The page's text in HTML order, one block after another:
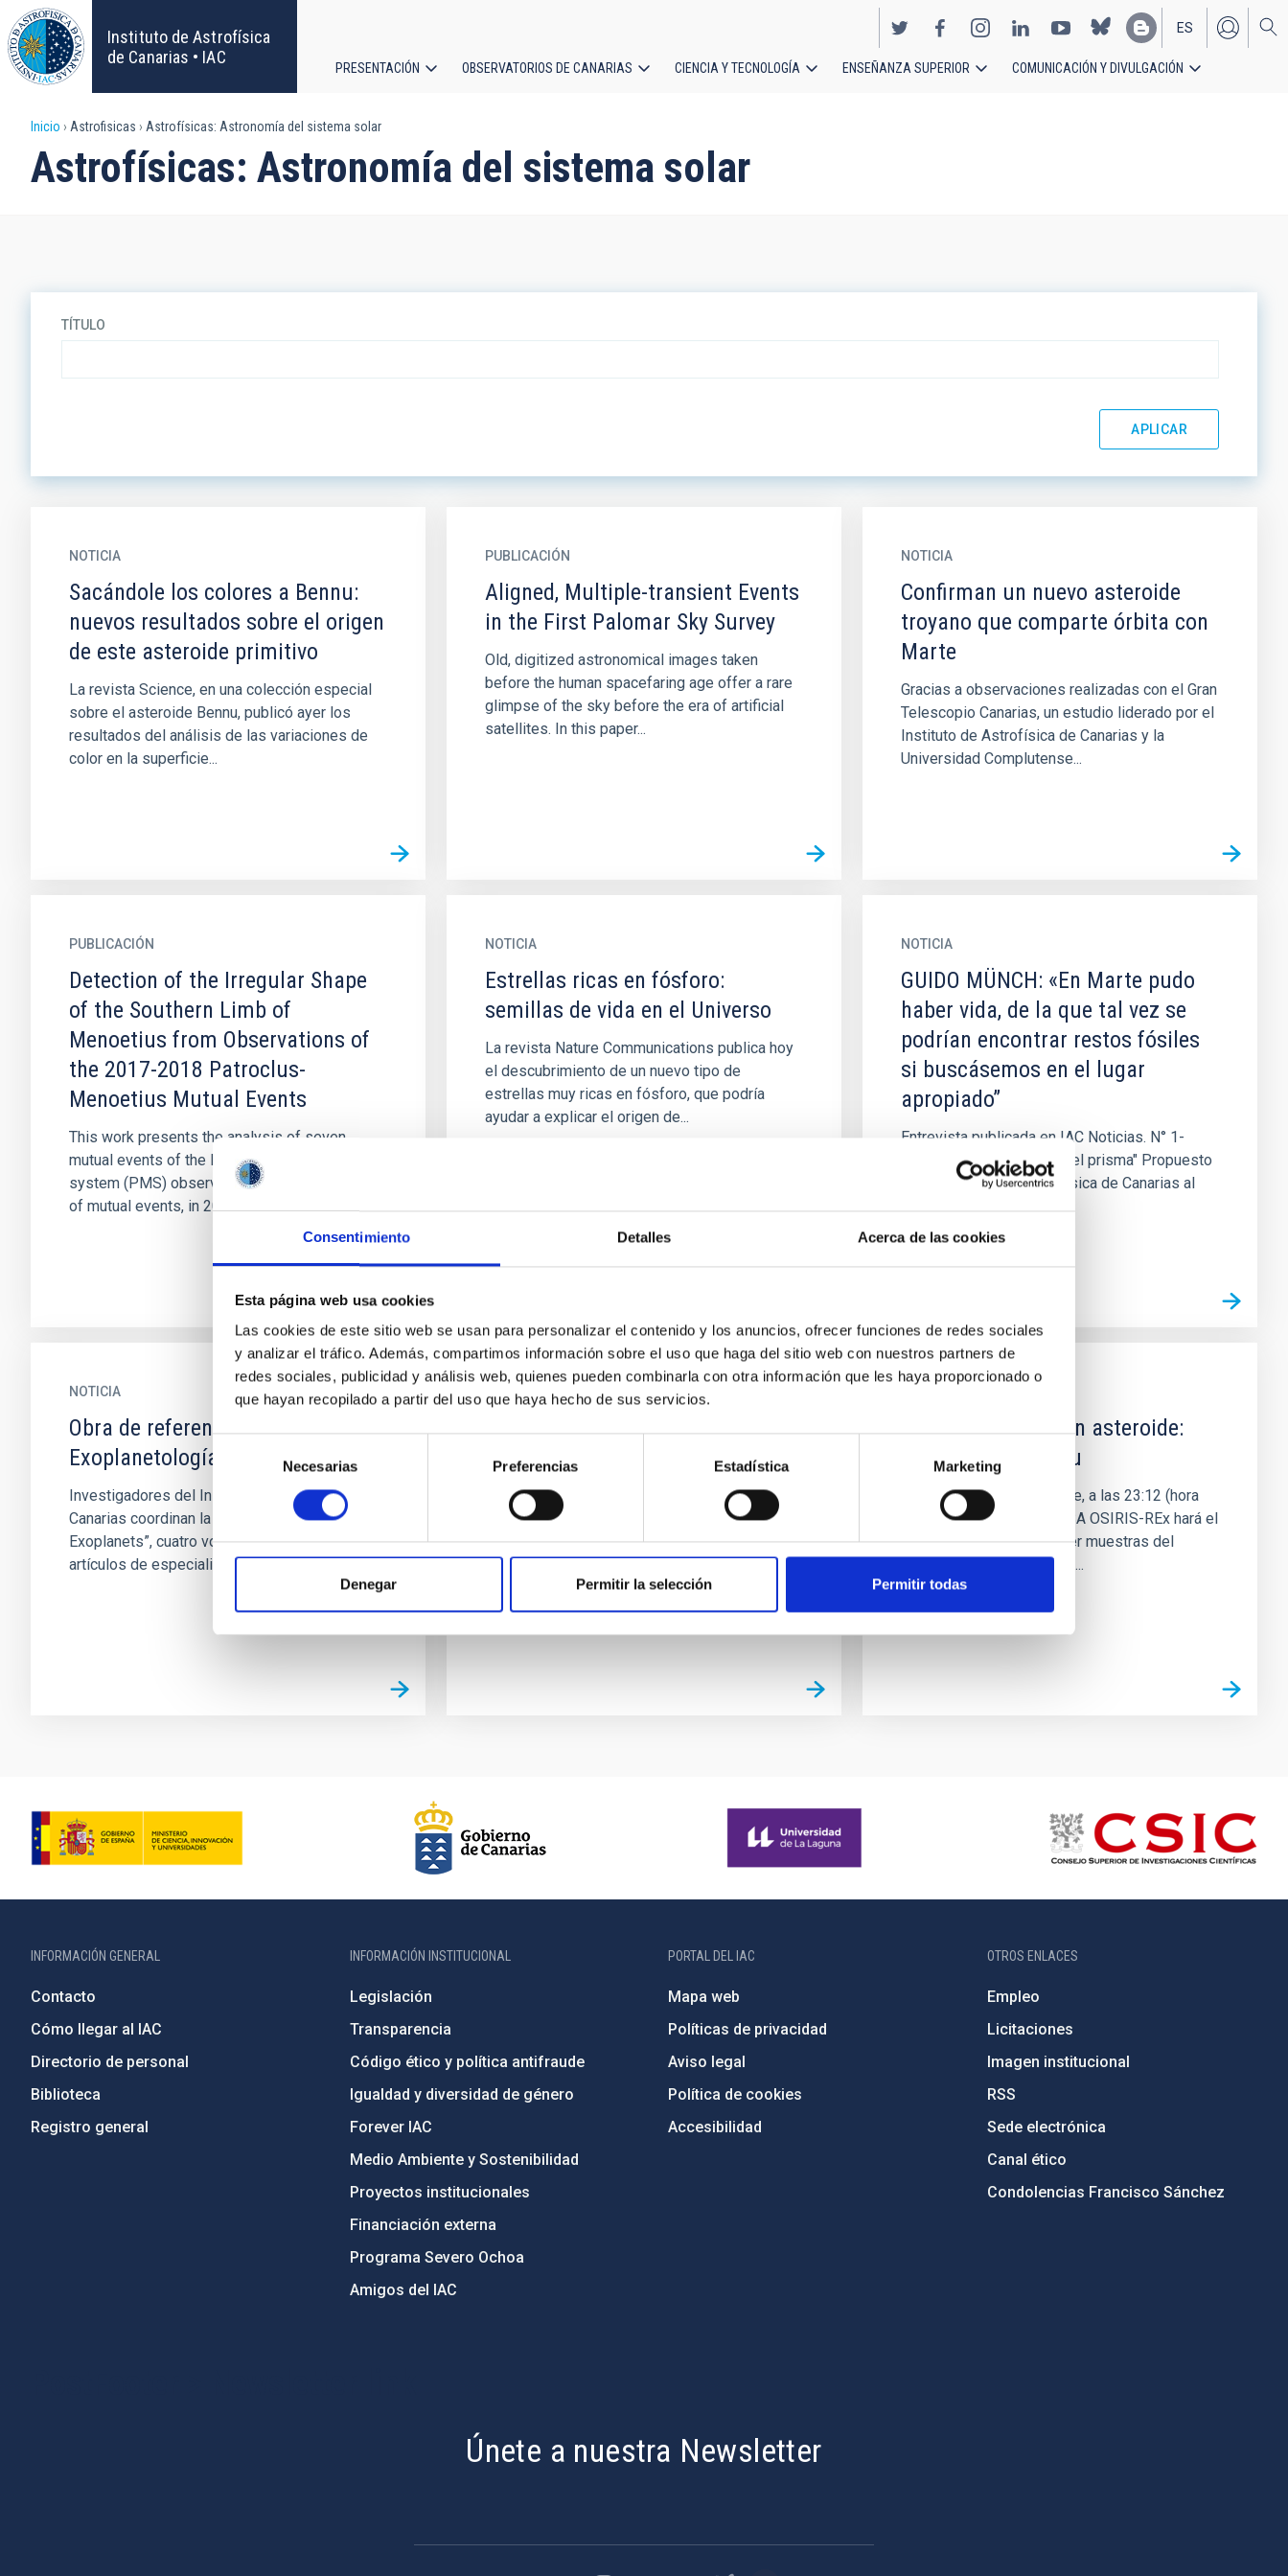
Consentimiento Detalles Acerca de las cookies
Esta página web usa cookies
Las cookies de este sitio web se usan para personalizar el contenido y los anuncios, ofrecer funciones de redes sociales
y analizar el tráfico. Además, compartimos información sobre el uso que haga del sitio web con nuestros partners de
redes sociales, publicidad y análisis web, quienes pueden combinarla con otra información que les haya proporcionado o
que hayan recopilado a partir del uso que haya hecho de sus servicios.
de
consentimiento
Necesarias Preferencias Estadística Marketing
Denegar Permitir la selección Permitir todas
Pasar
al
contenido
principal
Instituto de Astrofísica
de Canarias • IAC
EN
ES
principal
PRESENTACIÓN OBSERVATORIOS DE CANARIAS CIENCIA Y TECNOLOGÍA ENSEÑANZA SUPERIOR COMUNICACIÓN Y DIVULGACIÓN
Sobrescribir
enlaces
Inicio Astrofisicas Astrofísicas: Astronomía del sistema solar
Astrofísicas: Astronomía del sistema solar
TÍTULO
NOTICIA
Sacándole los colores a Bennu:
nuevos resultados sobre el origen
de este asteroide primitivo
La revista Science, en una colección especial
sobre el asteroide Bennu, publicó ayer los
resultados del análisis de las variaciones de
color en la superficie...
PUBLICACIÓN
Aligned, Multiple-transient Events
in the First Palomar Sky Survey
Old, digitized astronomical images taken
before the human spacefaring age offer a rare
glimpse of the sky before the era of artificial
satellites. In this paper...
NOTICIA
Confirman un nuevo asteroide
troyano que comparte órbita con
Marte
Gracias a observaciones realizadas con el Gran
Telescopio Canarias, un estudio liderado por el
Instituto de Astrofísica de Canarias y la
Universidad Complutense...
PUBLICACIÓN
Detection of the Irregular Shape
of the Southern Limb of
Menoetius from Observations of
the 2017-2018 Patroclus-
Menoetius Mutual Events
This work presents the analysis of seven
mutual events of the Patroclus-Menoetius
system (PMS) observed during the last season
of mutual events, in 2017-2018...
NOTICIA
Estrellas ricas en fósforo:
semillas de vida en el Universo
La revista Nature Communications publica hoy
el descubrimiento de un nuevo tipo de
estrellas muy ricas en fósforo, que podría
ayudar a explicar el origen de...
NOTICIA
GUIDO MÜNCH: «En Marte pudo
haber vida, de la que tal vez se
podrían encontrar restos fósiles
si buscásemos en el lugar
apropiado”
Entrevista publicada en IAC Noticias. N° 1-
1994. Sección "A través del prisma" Propuesto
por el Instituto de Astrofísica de Canarias al
«Premio Príncipe...
NOTICIA
Obra de referencia en
Exoplanetología
Investigadores del Instituto de Astrofísica de
Canarias coordinan la edición de “Handbook of
Exoplanets”, cuatro volúmenes con 160
artículos de especialistas en...
BLOG
Ocultaciones planetarias por la
Luna: guía rápida para preparar
tus observaciones
Las ocultaciones planetarias por la Luna
ocurren cuando nuestro satélite pasa por
evento muy llamativo tanto...
Tocar y volver de un asteroide:
OSIRIS-REx y Bennu
Este martes, 20 de octubre, a las 23:12 (hora
canaria), la nave de la NASA OSIRIS-REx hará el
primer intento para recoger muestras del
asteroide (101955) Bennu...
INFORMACIÓN GENERAL
Contacto
Cómo llegar al IAC
Directorio de personal
Biblioteca
Registro general
INFORMACIÓN INSTITUCIONAL
Legislación
Transparencia
Código ético y política antifraude
Igualdad y diversidad de género
Forever IAC
Medio Ambiente y Sostenibilidad
Proyectos institucionales
Financiación externa
Programa Severo Ochoa
Amigos del IAC
PORTAL DEL IAC
Mapa web
Políticas de privacidad
Aviso legal
Política de cookies
Accesibilidad
OTROS ENLACES
Empleo
Licitaciones
Imagen institucional
RSS
Sede electrónica
Canal ético
Condolencias Francisco Sánchez
Únete a nuestra Newsletter